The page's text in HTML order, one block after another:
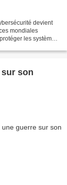
devient
mondiales
les systèmes
son